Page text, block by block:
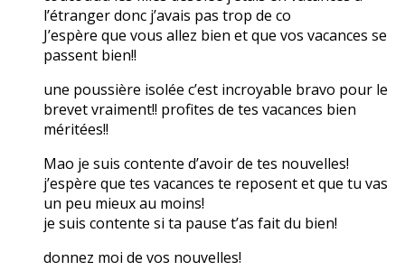
l’étranger donc j’avais pas trop de co
J’espère que vous allez bien et que vos vacances se
passent bien!!
une poussière isolée c’est incroyable bravo pour le
brevet vraiment!! profites de tes vacances bien
méritées!!
Mao je suis contente d’avoir de tes nouvelles!
j’espère que tes vacances te reposent et que tu vas
un peu mieux au moins!
je suis contente si ta pause t’as fait du bien!
donnez moi de vos nouvelles!